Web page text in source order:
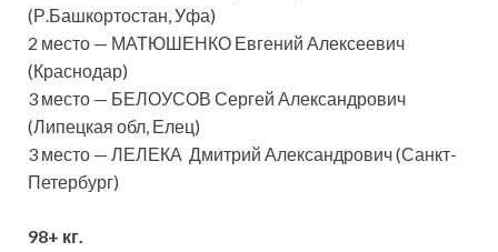
(Р.Башкортостан, Уфа)
2 место — МАТЮШЕНКО Евгений Алексеевич
(Краснодар)
3 место — БЕЛОУСОВ Сергей Александрович
(Липецкая обл, Елец)
3 место — ЛЕЛЕКА Дмитрий Александрович (Санкт-
Петербург)
98+ кг.